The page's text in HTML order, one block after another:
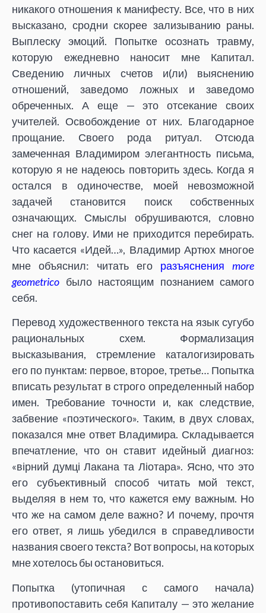
никакого отношения к манифесту. Все, что в них
высказано, сродни скорее зализыванию раны.
Выплеску эмоций. Попытке осознать травму,
которую ежедневно наносит мне Капитал.
Сведению личных счетов и(ли) выяснению
отношений, заведомо ложных и заведомо
обреченных. А еще — это отсекание своих
учителей. Освобождение от них. Благодарное
прощание. Своего рода ритуал. Отсюда
замеченная Владимиром элегантность письма,
которую я не надеюсь повторить здесь. Когда я
остался в одиночестве, моей невозможной
задачей становится поиск собственных
означающих. Смыслы обрушиваются, словно
снег на голову. Ими не приходится перебирать.
Что касается «Идей…», Владимир Артюх многое
мне объяснил: читать его разъяснения more
geometrico было настоящим познанием самого
себя.
Перевод художественного текста на язык сугубо
рациональных схем. Формализация
высказывания, стремление каталогизировать
его по пунктам: первое, второе, третье… Попытка
вписать результат в строго определенный набор
имен. Требование точности и, как следствие,
забвение «поэтического». Таким, в двух словах,
показался мне ответ Владимира. Складывается
впечатление, что он ставит идейный диагноз:
«вірний думці Лакана та Ліотара». Ясно, что это
его субъективный способ читать мой текст,
выделяя в нем то, что кажется ему важным. Но
что же на самом деле важно? И почему, прочтя
его ответ, я лишь убедился в справедливости
названия своего текста? Вот вопросы, на которых
мне хотелось бы остановиться.
Попытка (утопичная с самого начала)
противопоставить себя Капиталу — это желание